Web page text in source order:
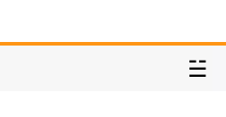
☱